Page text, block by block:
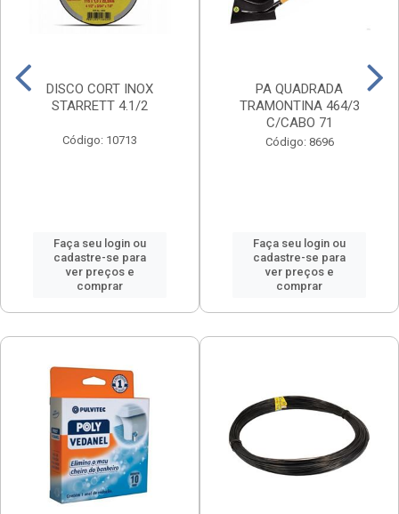
DISCO CORT INOX
STARRETT 4.1/2
Código: 10713
Faça seu login ou
cadastre-se para
ver preços e
comprar
PA QUADRADA
TRAMONTINA 464/3
C/CABO 71
Código: 8696
Faça seu login ou
cadastre-se para
ver preços e
comprar